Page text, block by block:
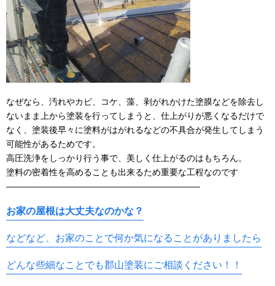
なぜなら、汚れやカビ、コケ、藻、剥がれかけた塗膜などを除去し
ないまま上から塗装を行ってしまうと、仕上がりが悪くなるだけで
なく、塗装後早々に塗料がはがれるなどの不具合が発生してしまう
可能性があるためです。
高圧洗浄をしっかり行う事で、美しく仕上がるのはもちろん。
塗料の密着性を高めることも出来るため重要な工程なのです
——————————————————————–
お家の屋根は大丈夫なのかな？
などなど、お家のことで何か気になることがありましたら
どんな些細なことでも郡山塗装にご相談ください！！